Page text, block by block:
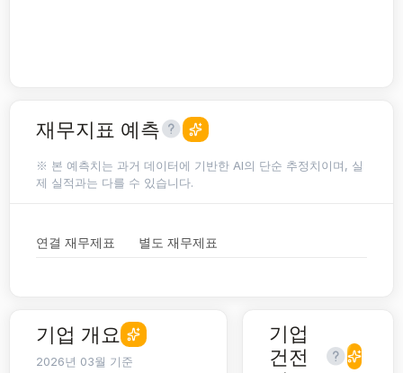
재무지표 예측
※ 본 예측치는 과거 데이터에 기반한 AI의 단순 추정치이며, 실
제 실적과는 다를 수 있습니다.
연결 재무제표 별도 재무제표
기업 개요
2026년 03월 기준
기업
건전